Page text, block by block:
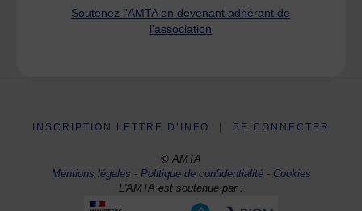
Soutenez l'AMTA en devenant adhérant de
l'association
INSCRIPTION LETTRE D’INFO SE CONNECTER
© AMTA
Mentions légales -Politique de confidentialité- Cookies
L'AMTA est soutenue par :